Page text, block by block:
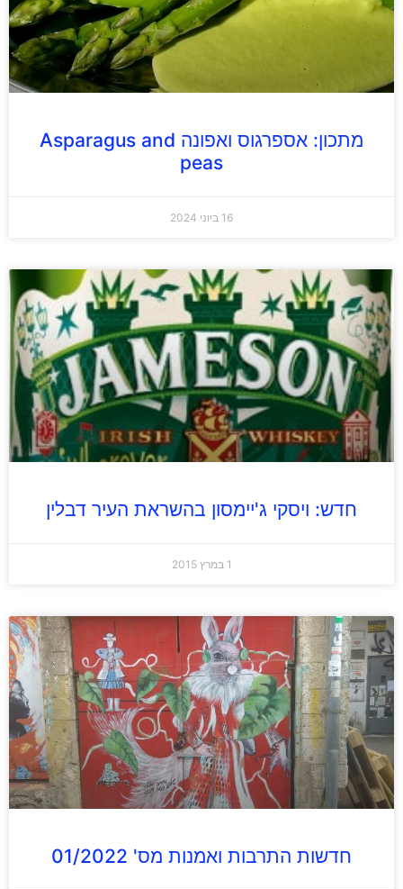
מתכון: אספרגוס ואפונה Asparagus and
peas
16 ביוני 2024
חדש: ויסקי ג'יימסון בהשראת העיר דבלין
1 במרץ 2015
חדשות התרבות ואמנות מס' 01/2022